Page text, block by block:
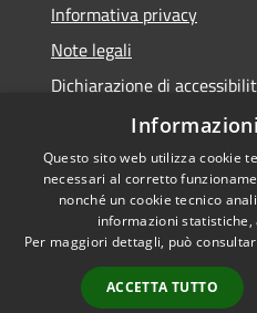
Informativa privacy
Note legali
Dichiarazione di
Informative Privacy
RSS
Accessibilità
Questo sito web utilizza cookie
necessari al corretto
nonché un cookie tecnico
informazioni
Per maggiori dettagli, può
ACCETTA TUTTO